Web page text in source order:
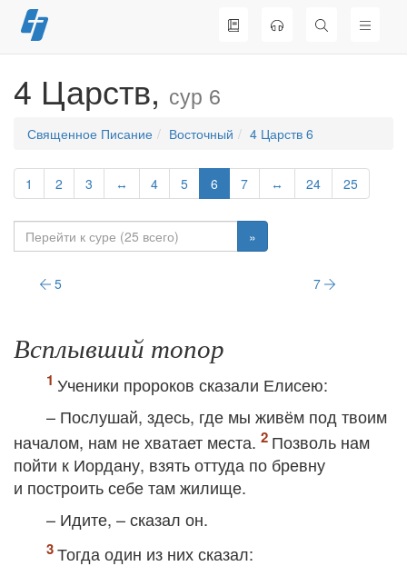
Перейти
к
4 Царств, сур 6
Священное Писание Восточный 4 Царств 6
1 2 3 ↔ 4 5 6 7 ↔ 24 25
»
5 7
Всплывший топор
Ученики пророков сказали Елисею:
– Послушай, здесь, где мы живём под твоим
началом, нам не хватает места.
Позволь нам
пойти к Иордану, взять оттуда по бревну
и построить себе там жилище.
– Идите, – сказал он.
Тогда один из них сказал: